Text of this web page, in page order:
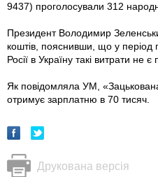
9437) проголосували 312
Президент Володимир
коштів, пояснивши, що у період
Росії в Україну такі витрати не
Як повідомляла УМ,
отримує зарплатню в 70 тисяч.
Друкована версія